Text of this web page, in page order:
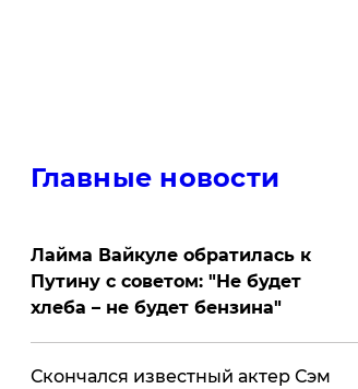
Главные новости
Лайма Вайкуле обратилась к
Путину с советом: "Не будет
хлеба – не будет бензина"
Скончался известный актер Сэм